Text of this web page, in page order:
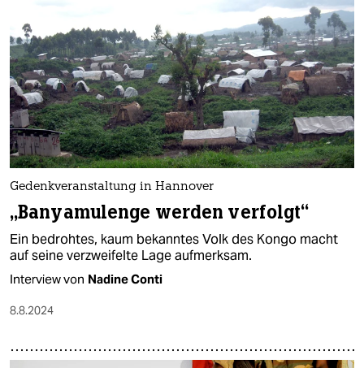
Gedenkveranstaltung in Hannover
„Banyamulenge werden verfolgt“
Ein bedrohtes, kaum bekanntes Volk des Kongo macht
auf seine verzweifelte Lage aufmerksam.
Interview von Nadine Conti
8.8.2024